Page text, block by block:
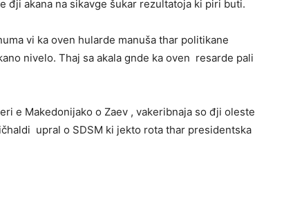
đji akana na sikavge šukar rezultatoja ki piri buti.
vi ka oven hularde manuša thar politikane
nivelo. Thaj sa akala gnde ka oven resarde pali
e Makedonijako o Zaev , vakeribnaja so đji oleste
upral o SDSM ki jekto rota thar presidentska